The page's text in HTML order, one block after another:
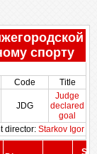
спорту
Code Title
JDG
Judge
declared
goal
director: Starkov Igor